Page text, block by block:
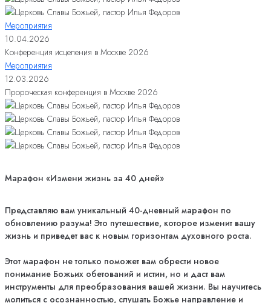
Мероприятия
10.04.2026
Конференция исцеления в Москве 2026
Мероприятия
12.03.2026
Пророческая конференция в Москве 2026
Марафон «Измени жизнь за 40 дней»
Представляю вам уникальный 40-дневный марафон по
обновлению разума! Это путешествие, которое изменит вашу
жизнь и приведет вас к новым горизонтам духовного роста.
Этот марафон не только поможет вам обрести новое
понимание Божьих обетований и истин, но и даст вам
инструменты для преобразования вашей жизни. Вы научитесь
молиться с осознанностью, слушать Божье направление и